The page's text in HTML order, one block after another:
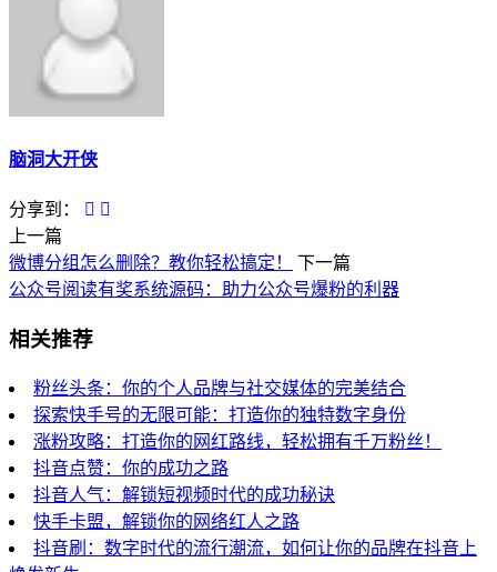
脑洞大开侠
分享到：
上一篇
微博分组怎么删除？教你轻松搞定！
下一篇
公众号阅读有奖系统源码：助力公众号爆粉的利器
相关推荐
粉丝头条：你的个人品牌与社交媒体的完美结合
探索快手号的无限可能：打造你的独特数字身份
涨粉攻略：打造你的网红路线，轻松拥有千万粉丝！
抖音点赞：你的成功之路
抖音人气：解锁短视频时代的成功秘诀
快手卡盟，解锁你的网络红人之路
抖音刷：数字时代的流行潮流，如何让你的品牌在抖音上